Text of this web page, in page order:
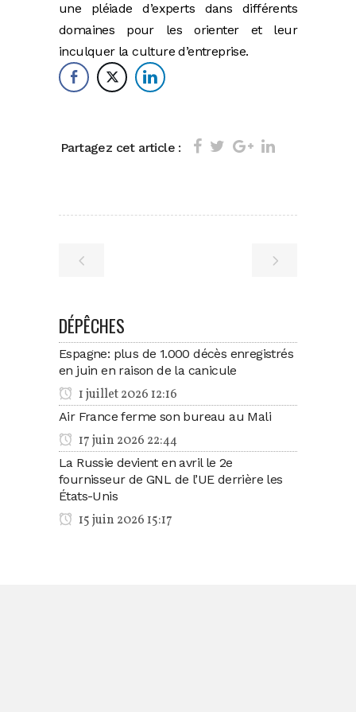
une pléiade d’experts dans différents
domaines pour les orienter et leur
inculquer la culture d’entreprise.
Partagez cet article :
DÉPÊCHES
Espagne: plus de 1.000 décès enregistrés
en juin en raison de la canicule
1 juillet 2026 12:16
Air France ferme son bureau au Mali
17 juin 2026 22:44
La Russie devient en avril le 2e
fournisseur de GNL de l’UE derrière les
États-Unis
15 juin 2026 15:17